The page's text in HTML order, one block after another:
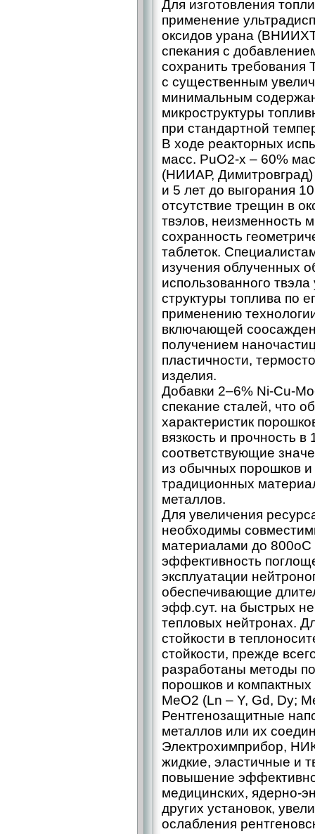
Для изготовления
применение
оксидов урана
спекания с
сохранить требования
с существенным
минимальным
микроструктуры
при стандартной
В ходе реакторных
масс. PuO2-x – 60%
(НИИАР,
и 5 лет до выгорания
отсутствие трещин в
твэлов, неизменность
сохранность
таблеток.
изучения облученных
использованного
структуры топлива по
применению
включающей
получением
пластичности,
изделия.
Добавки 2–6% Ni-Cu-
спекание сталей, что
характеристик
вязкость и прочность
соответствующие
из обычных порошков
традиционных
металлов.
Для увеличения
необходимы
материалами до
эффективность
эксплуатации
обеспечивающие
эфф.сут. на быстрых
тепловых нейтронах.
стойкости в
стойкости, прежде
разработаны методы
порошков и
MeO2 (Ln – Y, Gd, Dy;
Рентгенозащитные
металлов или их
Электрохимприбор,
жидкие, эластичные и
повышение
медицинских, ядерно-
других установок,
ослабления